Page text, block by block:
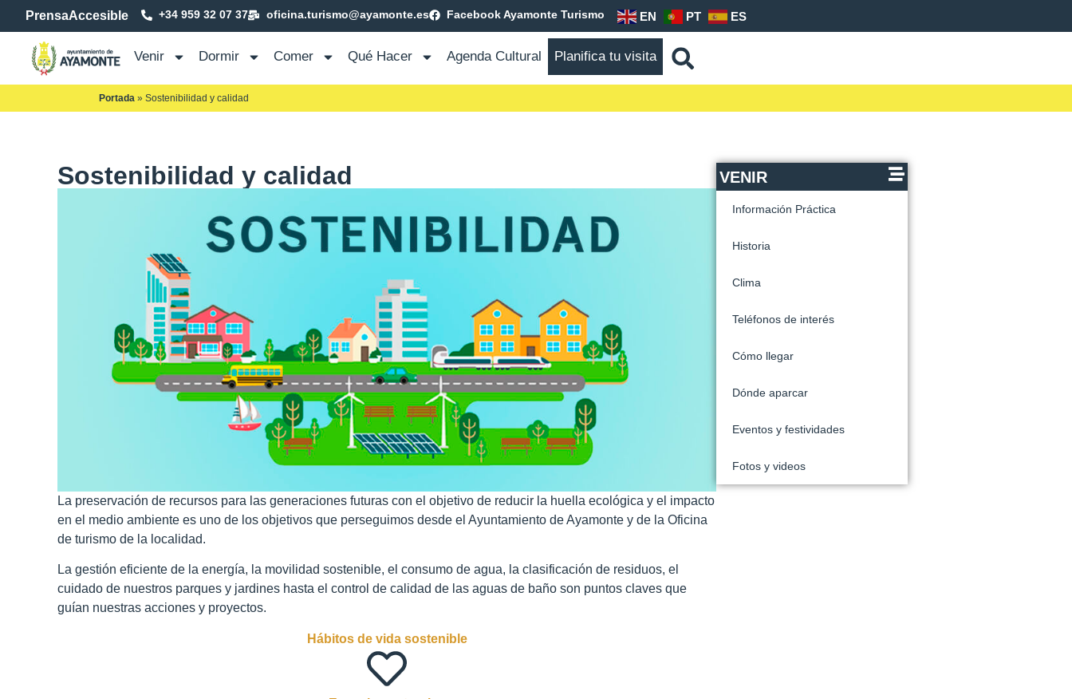
PrensaAccesible +34 959 32 07 37 oficina.turismo@ayamonte.es Facebook Ayamonte Turismo EN PT ES
Venir Dormir Comer Qué Hacer Agenda Cultural Planifica tu visita
Portada » Sostenibilidad y calidad
Sostenibilidad y calidad
La preservación de recursos para las generaciones futuras con el objetivo de reducir la huella ecológica y el impacto
en el medio ambiente es uno de los objetivos que perseguimos desde el Ayuntamiento de Ayamonte y de la Oficina
de turismo de la localidad.
La gestión eficiente de la energía, la movilidad sostenible, el consumo de agua, la clasificación de residuos, el
cuidado de nuestros parques y jardines hasta el control de calidad de las aguas de baño son puntos claves que
guían nuestras acciones y proyectos.
Hábitos de vida sostenible
VENIR
Información Práctica
Historia
Clima
Teléfonos de interés
Cómo llegar
Dónde aparcar
Eventos y festividades
Fotos y videos